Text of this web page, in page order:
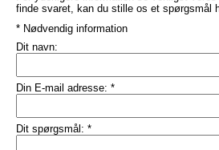
finde svaret, kan du stille os et spørgsmål
* Nødvendig information
Dit navn:
Din E-mail adresse: *
Dit spørgsmål: *